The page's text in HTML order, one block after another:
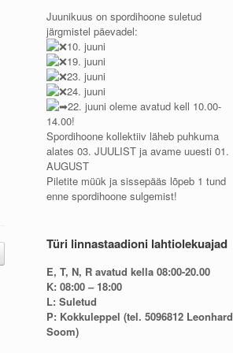
Juunikuus on spordihoone suletud
järgmistel päevadel:
10. juuni
19. juuni
23. juuni
24. juuni
22. juuni oleme avatud kell 10.00-
14.00!
Spordihoone kollektiiv läheb puhkuma
alates 03. JUULIST ja avame uuesti 01.
AUGUST
Piletite müük ja sissepääs lõpeb 1 tund
enne spordihoone sulgemist!
Türi linnastaadioni lahtiolekuajad
E, T, N, R avatud kella 08:00-20.00
K: 08:00 – 18:00
L: Suletud
P: Kokkuleppel (tel. 5096812 Leonhard
Soom)